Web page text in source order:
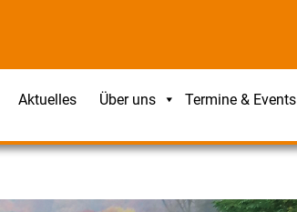
Aktuelles Über uns Termine & Events